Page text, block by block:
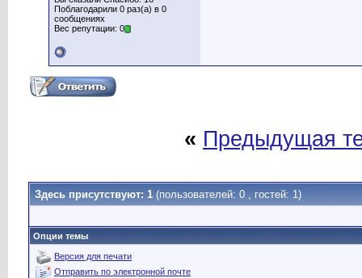
Поблагодарили 0 раз(а) в 0
сообщениях
Вес репутации: 0
« Предыдущая
Здесь присутствуют: 1 (пользователей: 0 , гостей: 1)
Опции темы
Версия для печати
Отправить по электронной почте